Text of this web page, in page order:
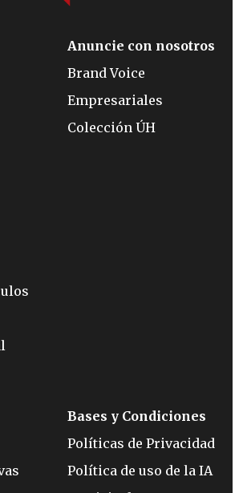
Anuncie con nosotros
Brand Voice
Empresariales
Colección ÚH
Bases y Condiciones
Políticas de Privacidad
Política de uso de la IA